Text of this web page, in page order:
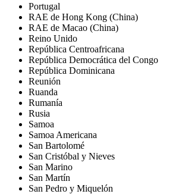
Portugal
RAE de Hong Kong (China)
RAE de Macao (China)
Reino Unido
República Centroafricana
República Democrática del Congo
República Dominicana
Reunión
Ruanda
Rumanía
Rusia
Samoa
Samoa Americana
San Bartolomé
San Cristóbal y Nieves
San Marino
San Martín
San Pedro y Miquelón